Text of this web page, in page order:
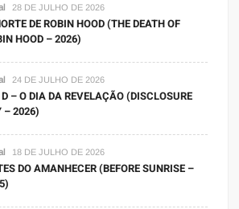
28 DE JULHO DE 2026
DE ROBIN HOOD (THE DEATH OF
HOOD – 2026)
24 DE JULHO DE 2026
– O DIA DA REVELAÇÃO (DISCLOSURE
– 2026)
18 DE JULHO DE 2026
DO AMANHECER (BEFORE SUNRISE –